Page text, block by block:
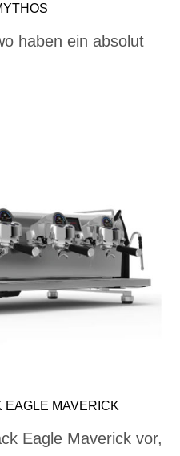
haben ein absolut
EAGLE MAVERICK
Eagle Maverick vor,